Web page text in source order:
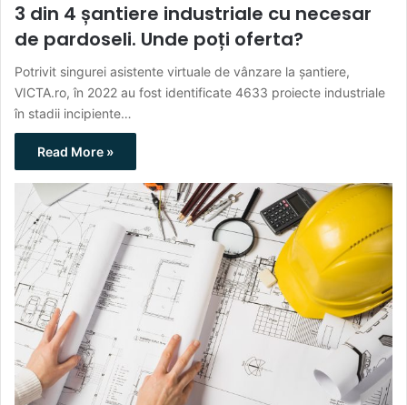
3 din 4 șantiere industriale cu necesar
de pardoseli. Unde poți oferta?
Potrivit singurei asistente virtuale de vânzare la șantiere,
VICTA.ro, în 2022 au fost identificate 4633 proiecte industriale
în stadii incipiente…
Read More »